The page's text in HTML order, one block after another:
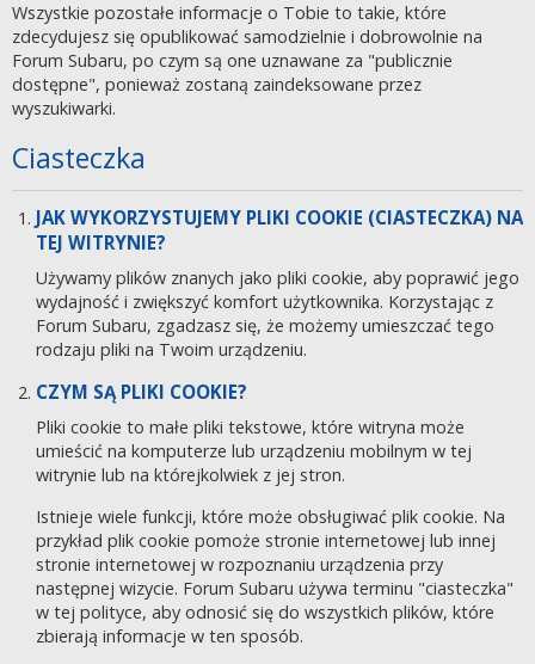
Wszystkie pozostałe informacje o Tobie to takie, które
zdecydujesz się opublikować samodzielnie i dobrowolnie na
Forum Subaru, po czym są one uznawane za "publicznie
dostępne", ponieważ zostaną zaindeksowane przez
wyszukiwarki.
Ciasteczka
JAK WYKORZYSTUJEMY PLIKI COOKIE (CIASTECZKA) NA
TEJ WITRYNIE?
Używamy plików znanych jako pliki cookie, aby poprawić jego
wydajność i zwiększyć komfort użytkownika. Korzystając z
Forum Subaru, zgadzasz się, że możemy umieszczać tego
rodzaju pliki na Twoim urządzeniu.
CZYM SĄ PLIKI COOKIE?
Pliki cookie to małe pliki tekstowe, które witryna może
umieścić na komputerze lub urządzeniu mobilnym w tej
witrynie lub na którejkolwiek z jej stron.
Istnieje wiele funkcji, które może obsługiwać plik cookie. Na
przykład plik cookie pomoże stronie internetowej lub innej
stronie internetowej w rozpoznaniu urządzenia przy
następnej wizycie. Forum Subaru używa terminu "ciasteczka"
w tej polityce, aby odnosić się do wszystkich plików, które
zbierają informacje w ten sposób.